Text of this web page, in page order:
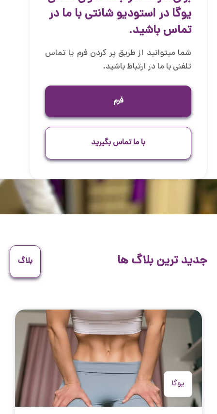
یوگا در استودیو شانتی با ما در
تماس باشید.
شما میتوانید از طریق پر کردن فرم یا تماس
تلفنی با ما در ارتباط باشید.
فرم
با ما تماس بگیرید
جدید ترین بلاگ ها بلاگ
یوگا